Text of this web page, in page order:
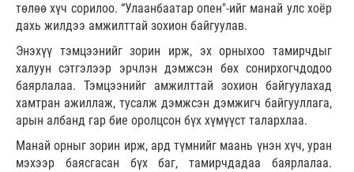
төлөө хүч сорилоо. “Улаанбаатар опен"-ийг манай улс хоёр
дахь жилдээ амжилттай зохион байгуулав.
Энэхүү тэмцээнийг зорин ирж, эх орныхоо тамирчдыг
халуун сэтгэлээр эрчлэн дэмжсэн бөх сонирхогчдодоо
баярлалаа. Тэмцээнийг амжилттай зохион байгуулахад
хамтран ажиллаж, тусалж дэмжсэн дэмжигч байгууллага,
арын албанд гар бие оролцсон бүх хүмүүст талархлаа.
Манай орныг зорин ирж, ард түмнийг маань үнэн хүч, уран
мэхээр баясгасан бүх баг, тамирчдадаа баярлалаа.